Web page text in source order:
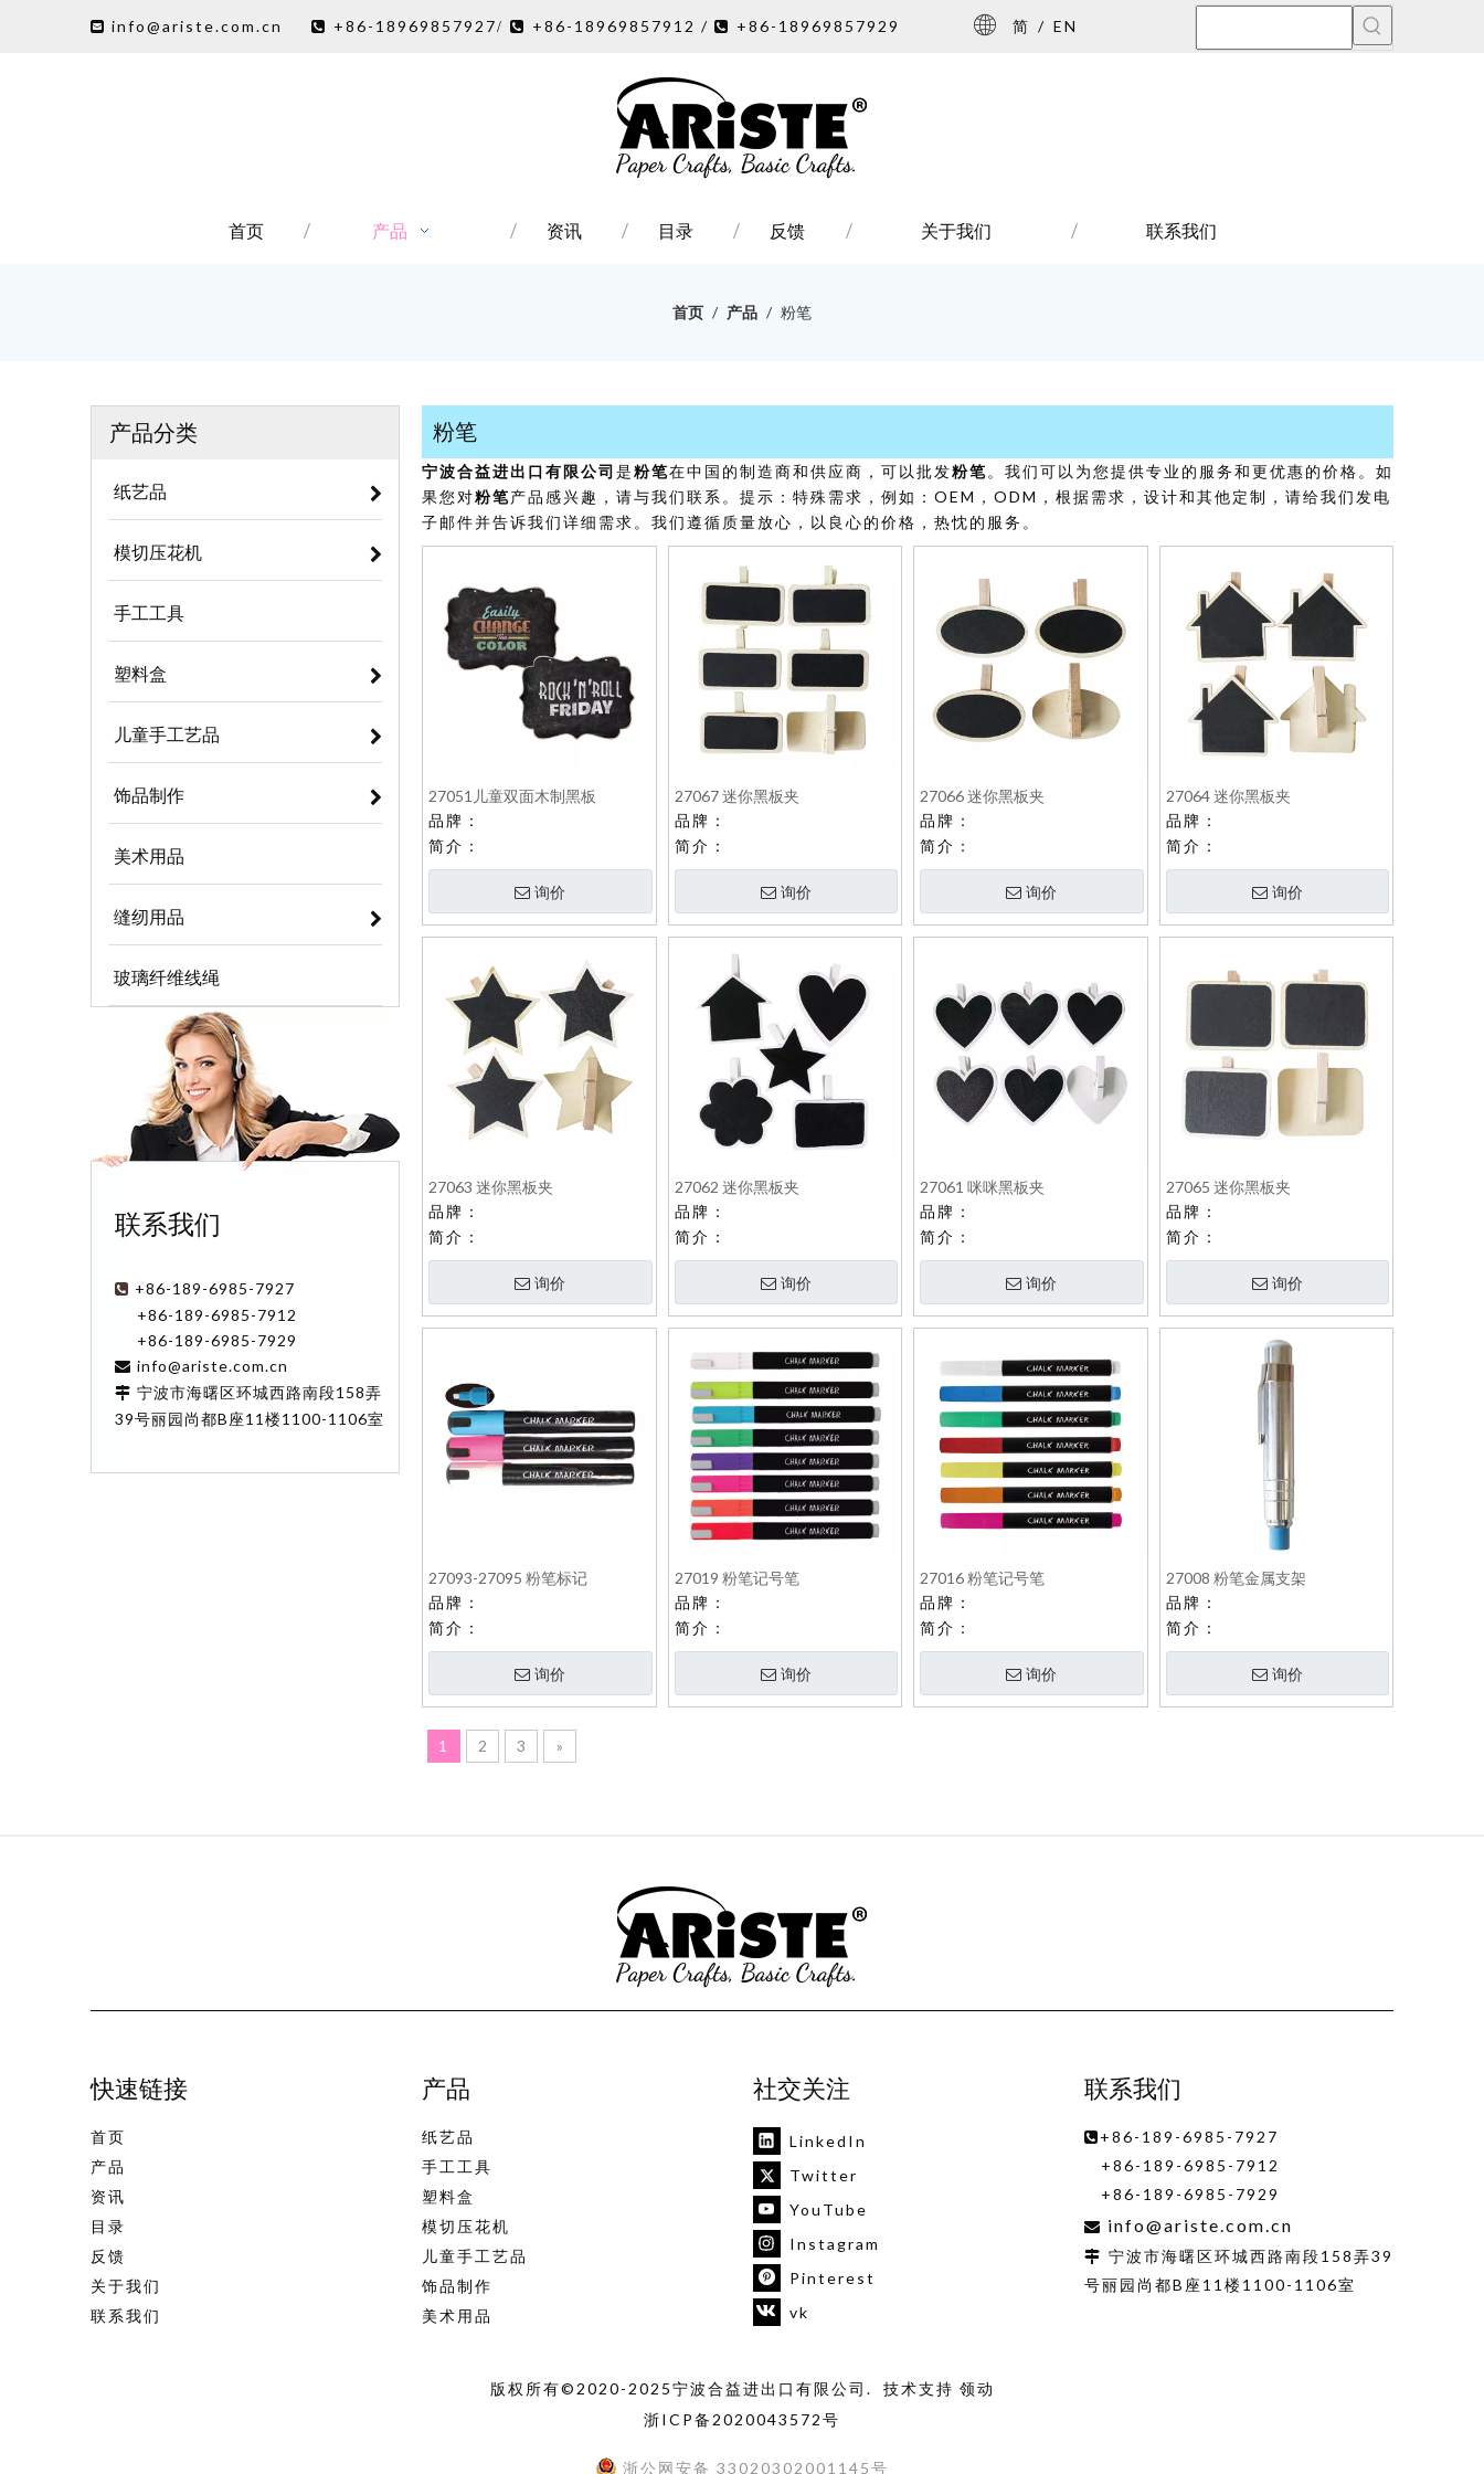
 info@ariste.com.cn  +86-18969857927/  +86-18969857912 /  +86-18969857929 简 / EN
首页 产品 资讯 目录 反馈 关于我们 联系我们
首页 / 产品 / 粉笔
产品分类
纸艺品
模切压花机
手工工具
塑料盒
儿童手工艺品
饰品制作
美术用品
缝纫用品
玻璃纤维线绳
联系我们
 +86-189-6985-7927
+86-189-6985-7912
+86-189-6985-7929
 info@ariste.com.cn
 宁波市海曙区环城西路南段158弄
39号丽园尚都B座11楼1100-1106室
粉笔
宁波合益进出口有限公司 是粉笔在中国的制造商和供应商，可以批发粉笔。我们可以为您提供专业的服务和更优惠的价格。如
果您对粉笔产品感兴趣，请与我们联系。提示：特殊需求，例如：OEM，ODM，根据需求，设计和其他定制，请给我们发电
子邮件并告诉我们详细需求。我们遵循质量放心，以良心的价格，热忱的服务。
27051儿童双面木制黑板
品牌：
简介：
询价
27067 迷你黑板夹
品牌：
简介：
询价
27066 迷你黑板夹
品牌：
简介：
询价
27064 迷你黑板夹
品牌：
简介：
询价
27063 迷你黑板夹
品牌：
简介：
询价
27062 迷你黑板夹
品牌：
简介：
询价
27061 咪咪黑板夹
品牌：
简介：
询价
27065 迷你黑板夹
品牌：
简介：
询价
27093-27095 粉笔标记
品牌：
简介：
询价
27019 粉笔记号笔
品牌：
简介：
询价
27016 粉笔记号笔
品牌：
简介：
询价
27008 粉笔金属支架
品牌：
简介：
询价
1 2 3 »
快速链接
首页
产品
资讯
目录
反馈
关于我们
联系我们
产品
纸艺品
手工工具
塑料盒
模切压花机
儿童手工艺品
饰品制作
美术用品
社交关注
LinkedIn
Twitter
YouTube
Instagram
Pinterest
vk
联系我们
 +86-189-6985-7927
+86-189-6985-7912
+86-189-6985-7929
 info@ariste.com.cn
 宁波市海曙区环城西路南段158弄39
号丽园尚都B座11楼1100-1106室
版权所有©2020-2025宁波合益进出口有限公司. 技术支持 领动
浙ICP备2020043572号
浙公网安备 33020302001145号